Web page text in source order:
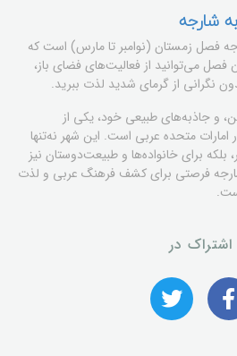
شارجه
فصل زمستان (نوامبر تا مارس) است که
می‌توانید از فعالیت‌های فضای باز،
نگرانی از گرمای شدید لذت ببرید.
و جاذبه‌های طبیعی خود، یکی از
متحده عربی است. این شهر نه‌تنها
بلکه برای خانواده‌ها و طبیعت‌دوستان نیز
شارجه فرصتی برای کشف فرهنگ عربی و لذت
اشتراک در